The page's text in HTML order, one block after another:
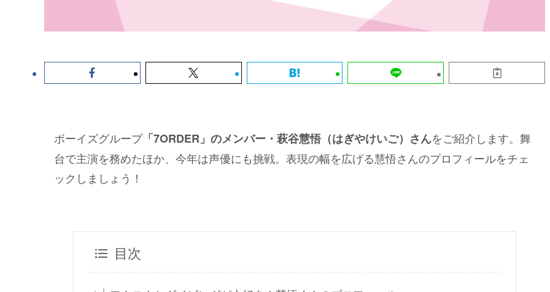
ボーイズグループ「7ORDER」のメンバー・​萩谷慧悟（はぎやけいご）さんをご紹介します。舞
台で主演を務めたほか、今年は声優にも挑戦。表現の幅を広げる慧悟さんのプロフィールをチェ
ックしましょう！
目次